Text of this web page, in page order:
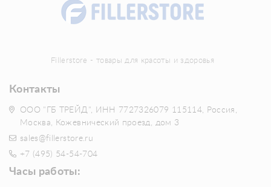
Fillerstore - товары для красоты и здоровья
Контакты
ООО "ГБ ТРЕЙД", ИНН 7727326079 115114, Россия,
Москва, Кожевнический проезд, дом 3
sales@fillerstore.ru
+7 (495) 54-54-704
Часы работы: